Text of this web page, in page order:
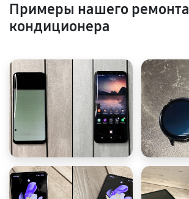
Примеры нашего ремонта
кондиционера